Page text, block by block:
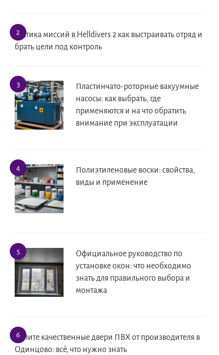
Тактика миссий в Helldivers 2 как выстраивать отряд и
брать цели под контроль
Пластинчато-роторные вакуумные
насосы: как выбрать, где
применяются и на что обратить
внимание при эксплуатации
Полиэтиленовые воски: свойства,
виды и применение
Официальное руководство по
установке окон: что необходимо
знать для правильного выбора и
монтажа
Купите качественные двери ПВХ от производителя в
Одинцово: всё, что нужно знать